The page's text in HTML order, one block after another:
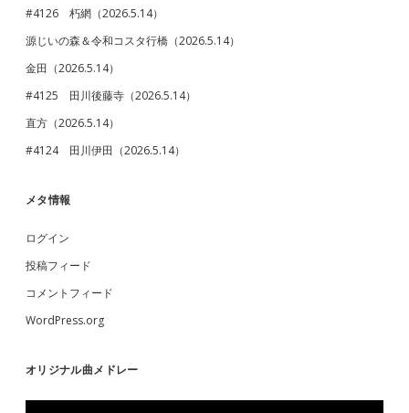
#4126 朽網（2026.5.14）
源じいの森＆令和コスタ行橋（2026.5.14）
金田（2026.5.14）
#4125 田川後藤寺（2026.5.14）
直方（2026.5.14）
#4124 田川伊田（2026.5.14）
メタ情報
ログイン
投稿フィード
コメントフィード
WordPress.org
オリジナル曲メドレー